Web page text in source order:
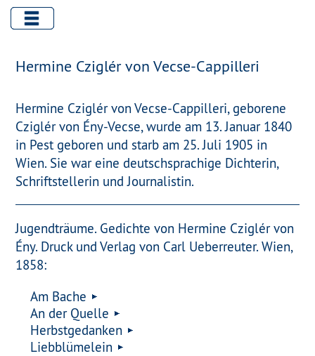
Hermine Cziglér von Vecse-Cappilleri
Hermine Cziglér von Vecse-Cappilleri, geborene
Cziglér von Ény-Vecse, wurde am 13. Januar 1840
in Pest geboren und starb am 25. Juli 1905 in
Wien. Sie war eine deutschsprachige Dichterin,
Schriftstellerin und Journalistin.
Jugendträume. Gedichte von Hermine Cziglér von
Ény. Druck und Verlag von Carl Ueberreuter. Wien,
1858:
Am Bache
An der Quelle
Herbstgedanken
Liebblümelein